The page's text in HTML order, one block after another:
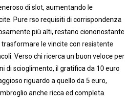
di slot, aumentando le
Pure rso requisiti di corrispondenza
più alti, restano ciononostante
le vincite con resistente
Verso chi ricerca un buon veloce per
di scioglimento, il gratifica da 10 euro
riguardo a quello da 5 euro,
anche ricca ed completa.